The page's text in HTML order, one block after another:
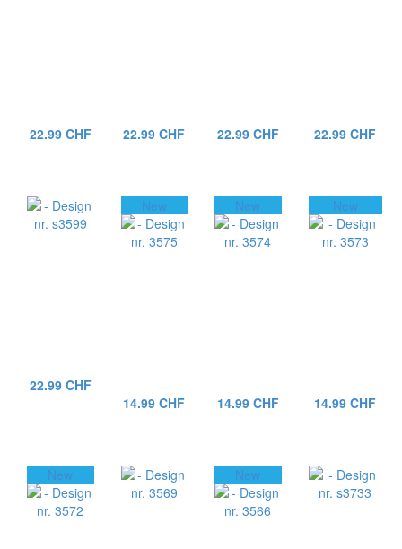
22.99 CHF 22.99 CHF 22.99 CHF 22.99 CHF
22.99 CHF
New
14.99 CHF
New
14.99 CHF
New
14.99 CHF
New New